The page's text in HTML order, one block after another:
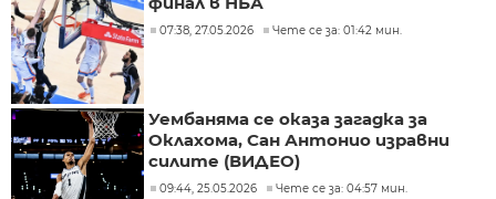
07:38, 27.05.2026 Чете се за: 01:42 мин.
Уембаняма се оказа загадка за
Оклахома, Сан Антонио изравни
силите (ВИДЕО)
09:44, 25.05.2026 Чете се за: 04:57 мин.